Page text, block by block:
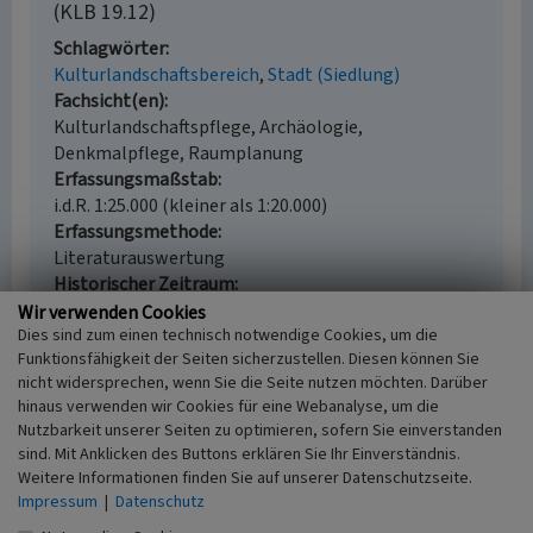
(KLB 19.12)
Schlagwörter
Kulturlandschaftsbereich Stadt (Siedlung)
Fachsicht(en)
Kulturlandschaftspflege, Archäologie,
Denkmalpflege, Raumplanung
Erfassungsmaßstab
i.d.R. 1:25.000 (kleiner als 1:20.000)
Erfassungsmethode
Literaturauswertung
Historischer Zeitraum
Beginn 2001
Empfohlene Zitierweise
Urheberrechtlicher Hinweis
Der hier präsentierte Inhalt ist urheberrechtlich
geschützt. Die angezeigten Medien unterliegen
Wir verwenden Cookies
Dies sind zum einen technisch notwendige Cookies, um die
Funktionsfähigkeit der Seiten sicherzustellen. Diesen können Sie
nicht widersprechen, wenn Sie die Seite nutzen möchten. Darüber
hinaus verwenden wir Cookies für eine Webanalyse, um die
Nutzbarkeit unserer Seiten zu optimieren, sofern Sie einverstanden
sind. Mit Anklicken des Buttons erklären Sie Ihr Einverständnis.
Weitere Informationen finden Sie auf unserer Datenschutzseite.
Impressum | Datenschutz